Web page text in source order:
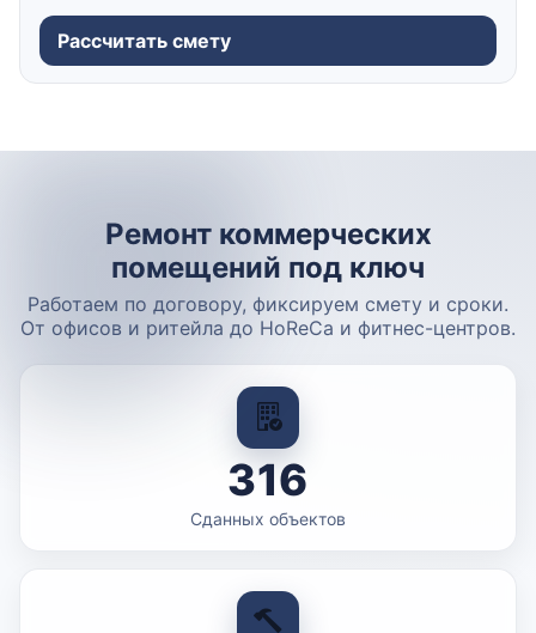
Рассчитать смету
Ремонт коммерческих
помещений под ключ
Работаем по договору, фиксируем смету и сроки.
От офисов и ритейла до HoReCa и фитнес-центров.
316
Сданных объектов